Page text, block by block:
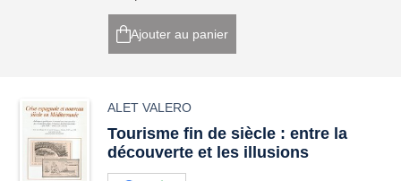
Ajouter au panier
ALET VALERO
Tourisme fin de siècle : entre la
découverte et les illusions